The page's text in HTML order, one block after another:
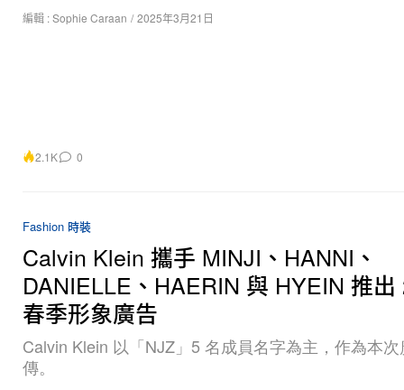
編輯 :Sophie Caraan / 2025年3月21日
2.1K 0
Fashion 時裝
Calvin Klein 攜手 MINJI、HANNI、
DANIELLE、HAERIN 與 HYEIN 推出
春季形象廣告
Calvin Klein 以「NJZ」5 名成員名字為主，作為本
傳。